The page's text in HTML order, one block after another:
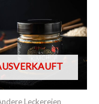
Leckereien